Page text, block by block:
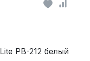
PB-212 белый